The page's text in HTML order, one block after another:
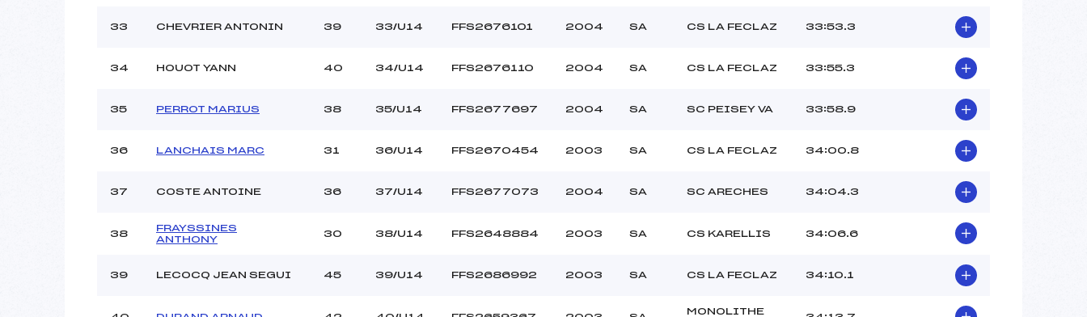
33 CHEVRIER ANTONIN 39 33/U14 FFS2676101 2004 SA CS LA FECLAZ 33:53.3
34 HOUOT YANN 40 34/U14 FFS2676110 2004 SA CS LA FECLAZ 33:55.3
35 PERROT MARIUS 38 35/U14 FFS2677697 2004 SA SC PEISEY VA 33:58.9
36 LANCHAIS MARC 31 36/U14 FFS2670454 2003 SA CS LA FECLAZ 34:00.8
37 COSTE ANTOINE 36 37/U14 FFS2677073 2004 SA SC ARECHES 34:04.3
38
FRAYSSINES
ANTHONY
30 38/U14 FFS2648884 2003 SA CS KARELLIS 34:06.6
39 LECOCQ JEAN SEGUI 45 39/U14 FFS2686992 2003 SA CS LA FECLAZ 34:10.1
MONOLITHE